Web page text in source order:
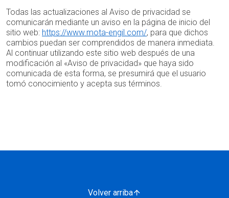
Todas las actualizaciones al Aviso de privacidad se
comunicarán mediante un aviso en la página de inicio del
sitio web: https://www.mota-engil.com/, para que dichos
cambios puedan ser comprendidos de manera inmediata.
Al continuar utilizando este sitio web después de una
modificación al «Aviso de privacidad» que haya sido
comunicada de esta forma, se presumirá que el usuario
tomó conocimiento y acepta sus términos.
Volver arriba